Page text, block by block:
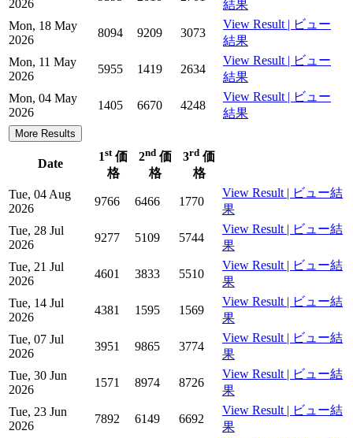
2026
結果
Mon, 18 May
2026
8094 9209 3073
View Result | ビュー
結果
Mon, 11 May
2026
5955 1419 2634
View Result | ビュー
結果
Mon, 04 May
2026
1405 6670 4248
View Result | ビュー
結果
More Results
Date
1st価
格
2nd 価
格
3rd 価
格
Tue, 04 Aug
2026
9766 6466 1770
View Result | ビュー結
果
Tue, 28 Jul
2026
9277 5109 5744
View Result | ビュー結
果
Tue, 21 Jul
2026
4601 3833 5510
View Result | ビュー結
果
Tue, 14 Jul
2026
4381 1595 1569
View Result | ビュー結
果
Tue, 07 Jul
2026
3951 9865 3774
View Result | ビュー結
果
Tue, 30 Jun
2026
1571 8974 8726
View Result | ビュー結
果
Tue, 23 Jun
2026
7892 6149 6692
View Result | ビュー結
果